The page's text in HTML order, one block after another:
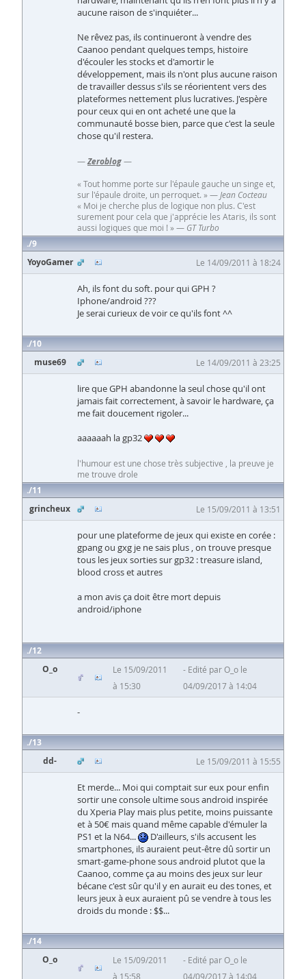
aucune raison de s'inquiéter...
Ne rêvez pas, ils continueront à vendre des
Caanoo pendant quelques temps, histoire
d'écouler les stocks et d'amortir le
développement, mais ils n'ont plus aucune raison
de travailler dessus s'ils se réorientent vers des
plateformes nettement plus lucratives. J'espère
pour ceux qui en ont acheté une que la
communauté bosse bien, parce que c'est la seule
chose qu'il restera.
—Zeroblog—
« Tout homme porte sur l'épaule gauche un singe et,
sur l'épaule droite, un perroquet. » — Jean Cocteau
« Moi je cherche plus de logique non plus. C'est
surement pour cela que j'apprécie les Ataris, ils sont
aussi logiques que moi ! » — GT Turbo
9
YoyoGamer
Le 14/09/2011 à 18:24
Ah, ils font du soft. pour qui GPH ?
Iphone/android ???
Je serai curieux de voir ce qu'ils font ^^
10
muse69
Le 14/09/2011 à 23:25
lire que GPH abandonne la seul chose qu'il ont
jamais fait correctement, à savoir le hardware, ça
me fait doucement rigoler...
aaaaaah la gp32
l'humour est une chose très subjective , la preuve je
me trouve drole
11
grincheux
Le 15/09/2011 à 13:51
pour une plateforme de jeux qui existe en corée :
gpang ou gxg je ne sais plus , on trouve presque
tous les jeux sorties sur gp32 : treasure island,
blood cross et autres
a mon avis ça doit être mort depuis
android/iphone
12
O_o
Le 15/09/2011
à 15:30
Edité par O_o le
04/09/2017 à 14:04
-
13
dd-
Le 15/09/2011 à 15:55
Et merde... Moi qui comptait sur eux pour enfin
sortir une console ultime sous android inspirée
du Xperia Play mais plus petite, moins puissante
et à 50€ mais quand même capable d'émuler la
PS1 et la N64...
D'ailleurs, s'ils accusent les
smartphones, ils auraient peut-être dû sortir un
smart-game-phone sous android plutot que la
Caanoo, comme ça au moins des jeux sur leur
bécane c'est sûr qu'il y en aurait eu des tones, et
leurs jeux à eux auraient pû se vendre à tous les
droids du monde : $$...
14
O_o
Le 15/09/2011
à 15:58
Edité par O_o le
04/09/2017 à 14:04